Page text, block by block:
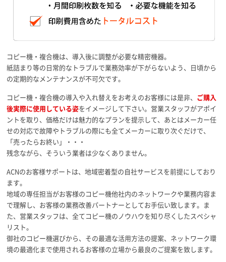
コピー機・複合機は、導入後に調整が必要な精密機器。
紙詰まり等の日常的なトラブルで業務効率が下がらないよう、日頃から
の定期的なメンテナンスが不可欠です。
コピー機・複合機の導入や入れ替えをお考えのお客様には是非、 ご購入
後実際に使用している姿をイメージして下さい。営業スタッフがアポイ
ントを取り、価格だけは魅力的なプランを提示して、あとはメーカー任
せの対応で故障やトラブルの際にも全てメーカーに取り次ぐだけで、
「売ったらお終い」・・・
残念ながら、そういう業者は少なくありません。
ACNのお客様サポートは、地域密着型の自社サービスを前提にしており
ます。
地域の専任担当がお客様のコピー機他社内のネットワークや業務内容ま
で理解し、お客様の業務改善パートナーとしてお手伝い致します。ま
た、営業スタッフは、全てコピー機のノウハウを知り尽くしたスペシャ
リスト。
御社のコピー機選びから、その最適な活用方法の提案、ネットワーク環
境の最適化まで使用されるお客様の立場から最良のご提案を致します。